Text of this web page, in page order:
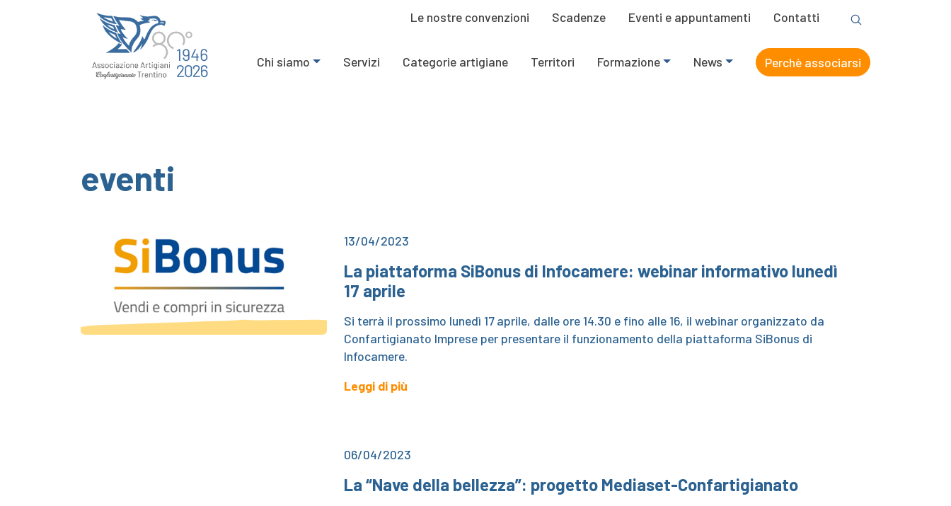
Le nostre convenzioni Scadenze Eventi e appuntamenti Contatti
Chi siamo Servizi Categorie artigiane Territori Formazione News Perchè associarsi
eventi
13/04/2023
La piattaforma SiBonus di Infocamere: webinar informativo lunedì
17 aprile
Si terrà il prossimo lunedì 17 aprile, dalle ore 14.30 e fino alle 16, il webinar organizzato da
Confartigianato Imprese per presentare il funzionamento della piattaforma SiBonus di
Infocamere.
Leggi di più
06/04/2023
La “Nave della bellezza”: progetto Mediaset-Confartigianato